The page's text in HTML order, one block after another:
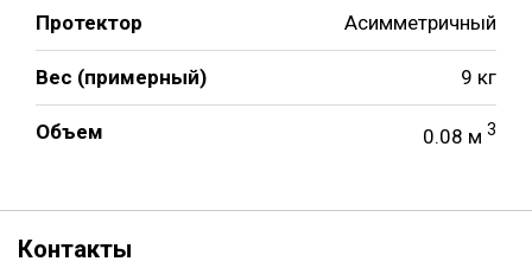
Протектор Асимметричный
Вес (примерный) 9 кг
Объем 0.08 м 3
Контакты